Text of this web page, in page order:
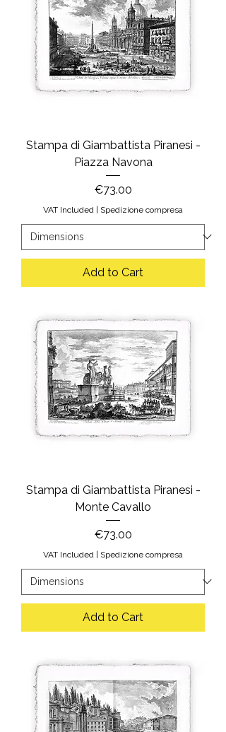
Stampa di Giambattista Piranesi -
Piazza Navona
Price
€73.00
VAT Included | Spedizione compresa
Add to Cart
Stampa di Giambattista Piranesi -
Monte Cavallo
Price
€73.00
VAT Included | Spedizione compresa
Add to Cart